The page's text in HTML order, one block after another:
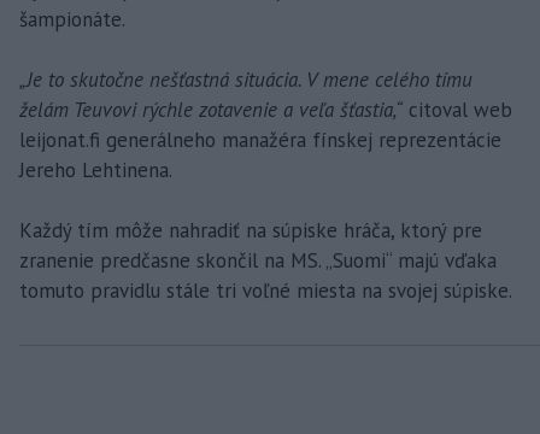
šampionáte.
„Je to skutočne nešťastná situácia. V mene celého tímu
želám Teuvovi rýchle zotavenie a veľa šťastia,“ citoval web
leijonat.fi generálneho manažéra fínskej reprezentácie
Jereho Lehtinena.
Každý tím môže nahradiť na súpiske hráča, ktorý pre
zranenie predčasne skončil na MS. „Suomi“ majú vďaka
tomuto pravidlu stále tri voľné miesta na svojej súpiske.